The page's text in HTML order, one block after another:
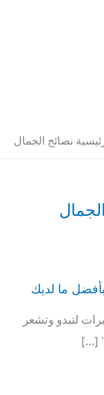
نصائح الجمال
ما لديك
لتبدو وتشعر
[…]